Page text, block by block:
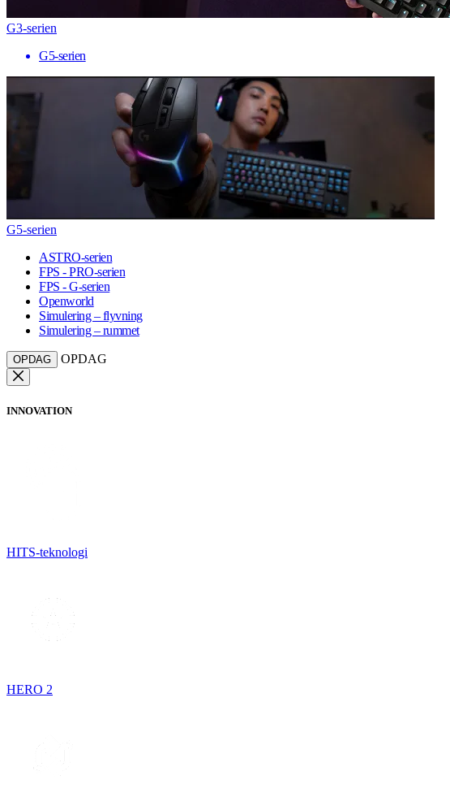
G3-serien
G5-serien
G5-serien
ASTRO-serien
FPS - PRO-serien
FPS - G-serien
Openworld
Simulering – flyvning
Simulering – rummet
OPDAG OPDAG
INNOVATION
HITS-teknologi
HERO 2